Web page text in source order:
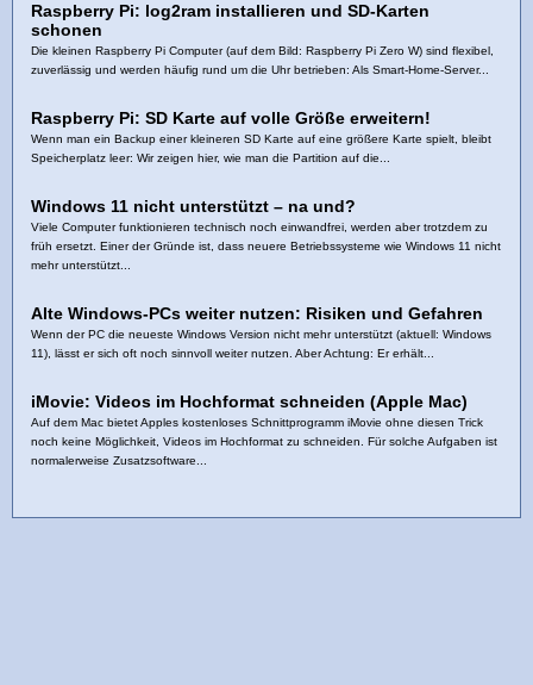
Raspberry Pi: log2ram installieren und SD-Karten
schonen
Die kleinen Raspberry Pi Computer (auf dem Bild: Raspberry Pi Zero W) sind flexibel,
zuverlässig und werden häufig rund um die Uhr betrieben: Als Smart-Home-Server...
Raspberry Pi: SD Karte auf volle Größe erweitern!
Wenn man ein Backup einer kleineren SD Karte auf eine größere Karte spielt, bleibt
Speicherplatz leer: Wir zeigen hier, wie man die Partition auf die...
Windows 11 nicht unterstützt – na und?
Viele Computer funktionieren technisch noch einwandfrei, werden aber trotzdem zu
früh ersetzt. Einer der Gründe ist, dass neuere Betriebssysteme wie Windows 11 nicht
mehr unterstützt...
Alte Windows-PCs weiter nutzen: Risiken und Gefahren
Wenn der PC die neueste Windows Version nicht mehr unterstützt (aktuell: Windows
11), lässt er sich oft noch sinnvoll weiter nutzen. Aber Achtung: Er erhält...
iMovie: Videos im Hochformat schneiden (Apple Mac)
Auf dem Mac bietet Apples kostenloses Schnittprogramm iMovie ohne diesen Trick
noch keine Möglichkeit, Videos im Hochformat zu schneiden. Für solche Aufgaben ist
normalerweise Zusatzsoftware...